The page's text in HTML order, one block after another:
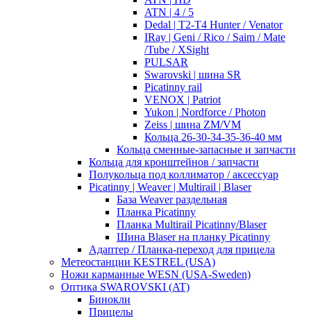
ATN | 4 / 5
Dedal | T2-T4 Hunter / Venator
IRay | Geni / Rico / Saim / Mate
/Tube / XSight
PULSAR
Swarovski | шина SR
Picatinny rail
VENOX | Patriot
Yukon | Nordforce / Photon
Zeiss | шина ZM/VM
Кольца 26-30-34-35-36-40 мм
Кольца сменные-запасные и запчасти
Кольца для кронштейнов / запчасти
Полукольца под коллиматор / аксессуар
Picatinny | Weaver | Multirail | Blaser
База Weaver раздельная
Планка Picatinny
Планка Multirail Picatinny/Blaser
Шина Blaser на планку Picatinny
Адаптер / Планка-переход для прицела
Метеостанции KESTREL (USA)
Ножи карманные WESN (USA-Sweden)
Оптика SWAROVSKI (AT)
Бинокли
Прицелы